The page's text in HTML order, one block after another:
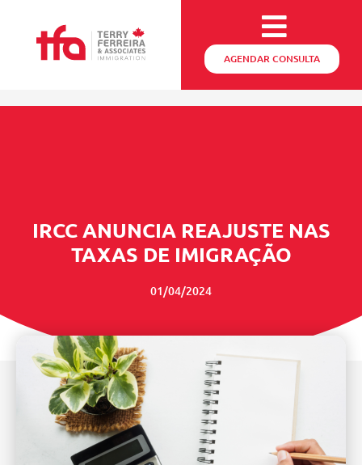
AGENDAR CONSULTA
IRCC ANUNCIA REAJUSTE NAS
TAXAS DE IMIGRAÇÃO
01/04/2024